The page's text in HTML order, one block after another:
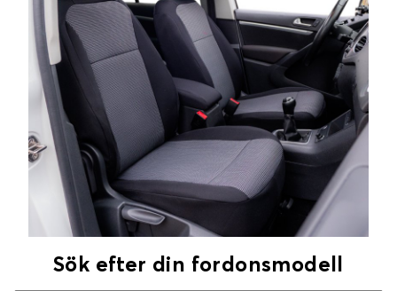
Sök efter din fordonsmodell